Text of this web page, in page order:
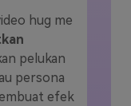
hug me
pelukan
persona
efek